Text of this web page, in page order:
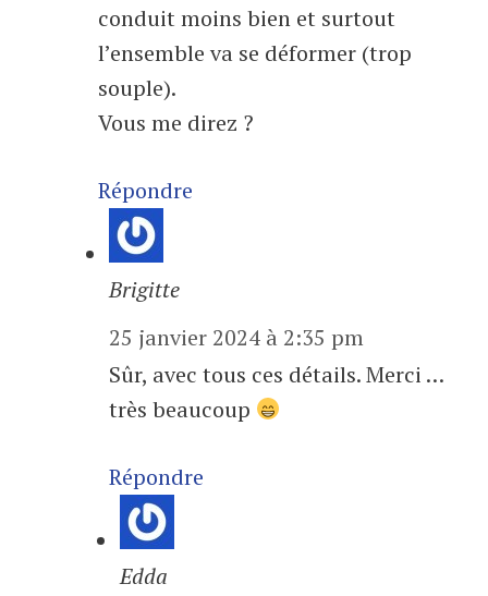
conduit moins bien et surtout
l’ensemble va se déformer (trop
souple).
Vous me direz ?
Répondre
Brigitte
25 janvier 2024 à 2:35 pm
Sûr, avec tous ces détails. Merci …
très beaucoup
Répondre
Edda